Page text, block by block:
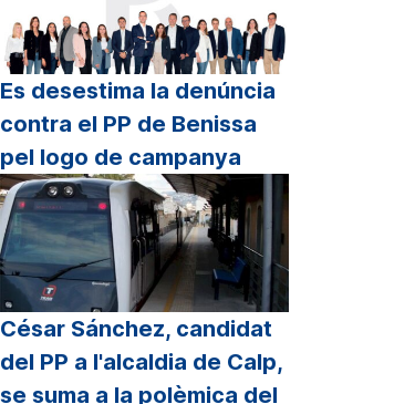
Es desestima la denúncia
contra el PP de Benissa
pel logo de campanya
César Sánchez, candidat
del PP a l'alcaldia de Calp,
se suma a la polèmica del